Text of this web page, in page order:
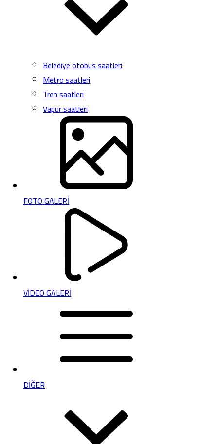
Belediye otobüs saatleri
Metro saatleri
Tren saatleri
Vapur saatleri
FOTO GALERİ
VİDEO GALERİ
DİĞER